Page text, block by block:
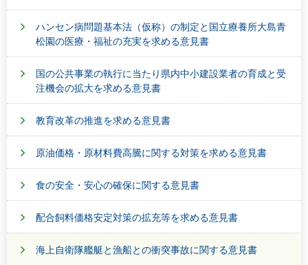
ハンセン病問題基本法（仮称）の制定と国立療養所大島青
松園の医療・福祉の充実を求める意見書
国の公共事業の執行に当たり県内中小建設業者の育成と受
注機会の拡大を求める意見書
教育改革の推進を求める意見書
原油価格・原材料費高騰に関する対策を求める意見書
食の安全・安心の確保に関する意見書
配合飼料価格安定対策の拡充等を求める意見書
海上自衛隊艦艇と漁船との衝突事故に関する意見書